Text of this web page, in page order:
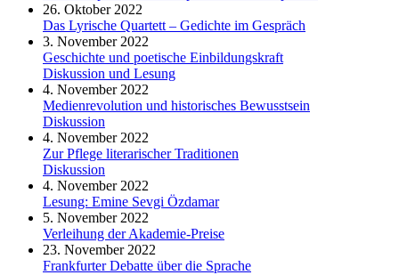
26. Oktober 2022
Das Lyrische Quartett – Gedichte im Gespräch
3. November 2022
Geschichte und poetische Einbildungskraft
Diskussion und Lesung
4. November 2022
Medienrevolution und historisches Bewusstsein
Diskussion
4. November 2022
Zur Pflege literarischer Traditionen
Diskussion
4. November 2022
Lesung: Emine Sevgi Özdamar
5. November 2022
Verleihung der Akademie-Preise
23. November 2022
Frankfurter Debatte über die Sprache